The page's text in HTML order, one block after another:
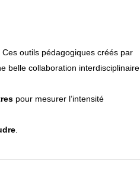
. Ces outils pédagogiques créés par
belle collaboration interdisciplinaire
pour mesurer l’intensité